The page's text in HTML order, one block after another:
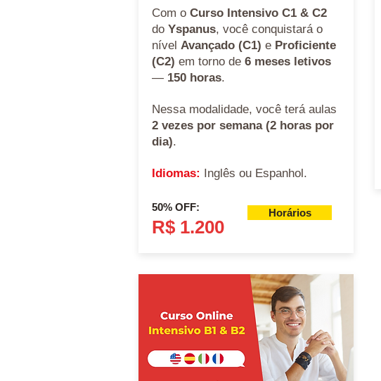
Com o Curso Intensivo C1 & C2
do Yspanus, você conquistará o
nível Avançado (C1) e Proficiente
(C2) em torno de 6 meses letivos
— 150 horas.
Nessa modalidade, você terá aulas
2 vezes por semana (2 horas por
dia).
Idiomas: Inglês ou Espanhol.
50% OFF:
R$ 1.200
Horários